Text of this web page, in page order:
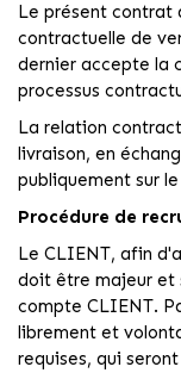
Le présent contrat
contractuelle de
dernier accepte la
processus
La relation
livraison, en
publiquement sur
Procédure de
Le CLIENT, afin
doit être majeur et
compte CLIENT.
librement et
requises, qui